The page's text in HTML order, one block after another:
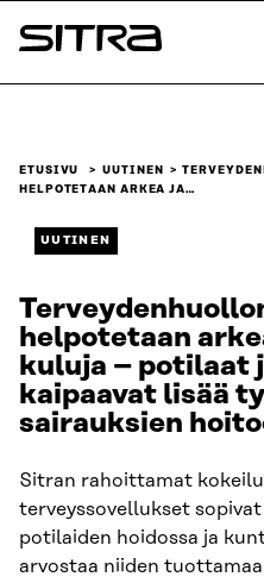
Siirry
suoraan
Sitra
ETUSIVU UUTINEN
HELPOTETAAN ARKEA JA…
UUTINEN
helpotetaan
kuluja – potilaat
kaipaavat lisää
sairauksien
Sitran rahoittamat
terveyssovellukset
potilaiden hoidossa ja
arvostaa niiden